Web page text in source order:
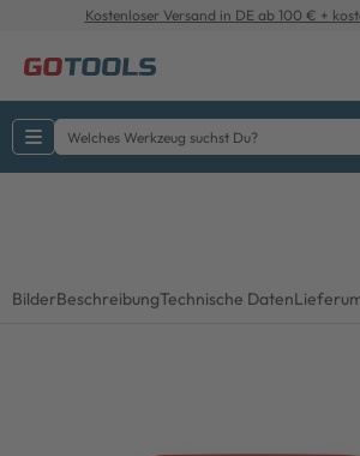
Kostenloser Versand in DE ab 100 € +
BilderBeschreibungTechnische Daten